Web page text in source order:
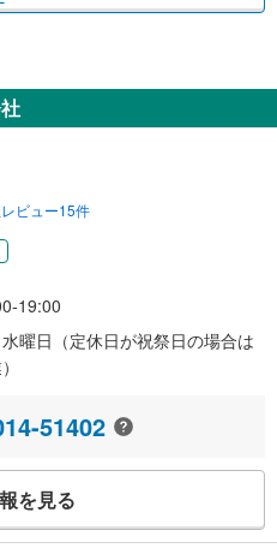
ビュー15件
19:00
曜日（定休日が祝祭日の場合は
51402
を見る